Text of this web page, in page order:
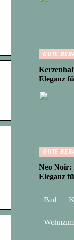
GUTE
Eleganz
GUTE
Neo Noir:
Eleganz
Bad